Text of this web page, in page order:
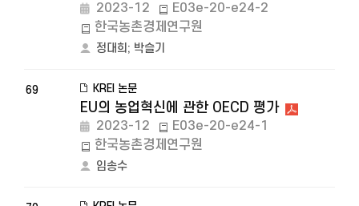
2023-12
E03e-20-e24-2
한국농촌경제연구원
정대희 ; 박슬기
69 KREI 논문
EU의 농업혁신에 관한 OECD 평가
2023-12
E03e-20-e24-1
한국농촌경제연구원
임송수